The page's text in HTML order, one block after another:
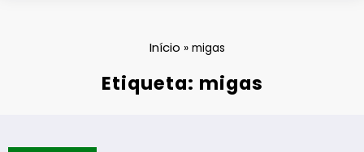
Início »migas
Etiqueta: migas